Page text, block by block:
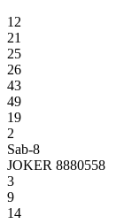
12
21
25
26
43
49
19
2
Sab-8
JOKER 8880558
3
9
14